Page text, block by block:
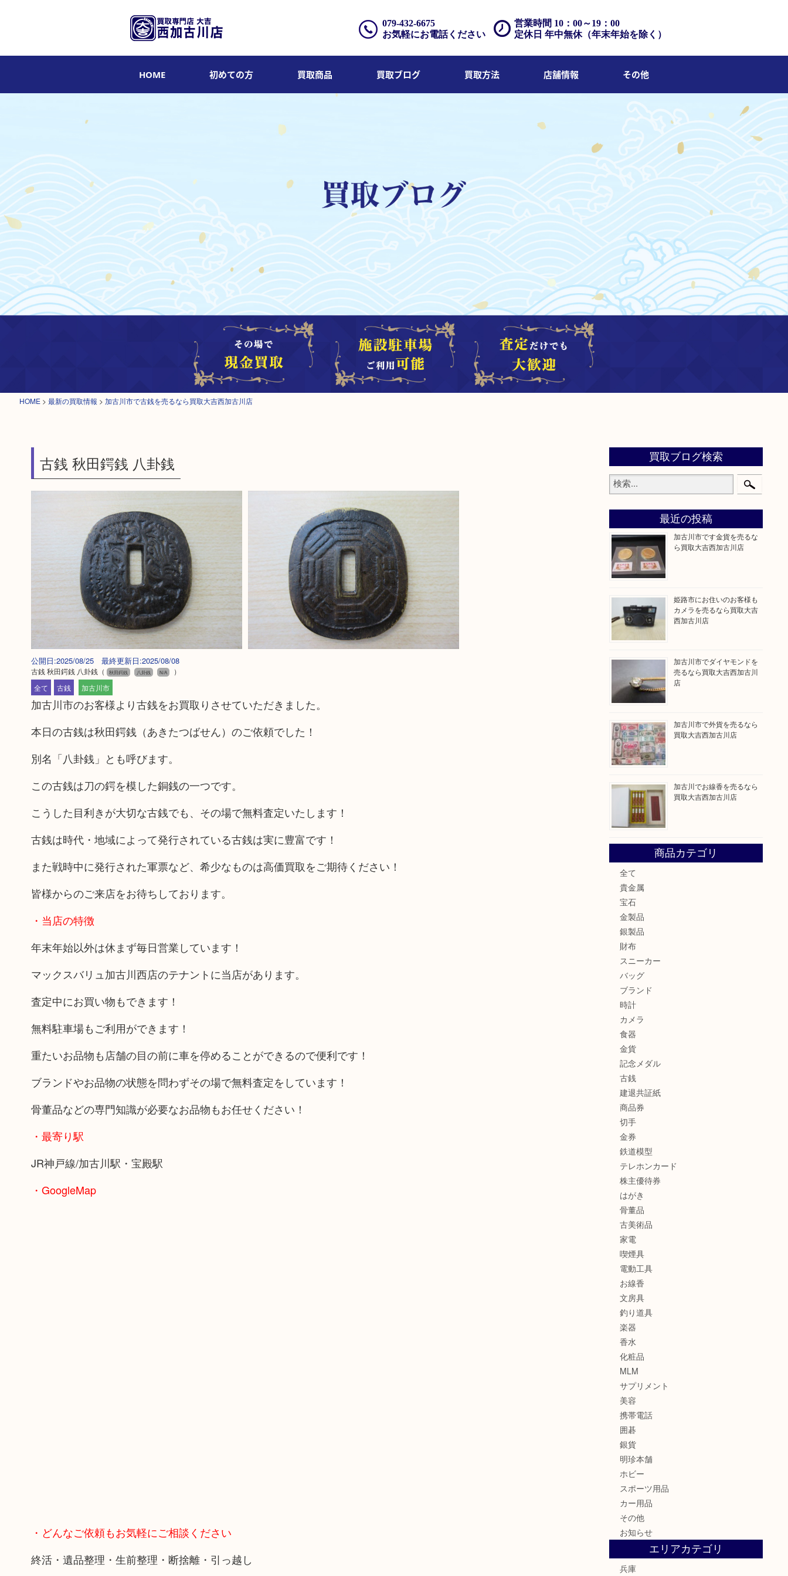
営業時間 10：00～19：00
定休日 年中無休（年末年始を除く）
079-432-6675
お気軽にお電話ください
HOME 初めての方 買取商品 買取ブログ 買取方法 店舗情報 その他
HOME > 最新の買取情報 > 加古川市で古銭を売るなら買取大吉西加古川店
古銭 秋田鍔銭 八卦銭
公開日:2025/08/25 最終更新日:2025/08/08
古銭 秋田鍔銭 八卦銭 （ 秋田鍔銭 八卦銭 N/A
）
全て
古銭 加古川市
加古川市のお客様より古銭をお買取りさせていただきました。
本日の古銭は秋田鍔銭（あきたつばせん）のご依頼でした！
別名「八卦銭」とも呼びます。
この古銭は刀の鍔を模した銅銭の一つです。
こうした目利きが大切な古銭でも、その場で無料査定いたします！
古銭は時代・地域によって発行されている古銭は実に豊富です！
また戦時中に発行された軍票など、希少なものは高価買取をご期待ください！
皆様からのご来店をお待ちしております。
・当店の特徴
年末年始以外は休まず毎日営業しています！
マックスバリュ加古川西店のテナントに当店があります。
査定中にお買い物もできます！
無料駐車場もご利用ができます！
重たいお品物も店舗の目の前に車を停めることができるので便利です！
ブランドやお品物の状態を問わずその場で無料査定をしています！
骨董品などの専門知識が必要なお品物もお任せください！
・最寄り駅
JR神戸線/加古川駅・宝殿駅
・GoogleMap
・どんなご依頼もお気軽にご相談ください
終活・遺品整理・生前整理・断捨離・引っ越し
買取ブログ検索
最近の投稿
加古川市です金貨を売るな
ら買取大吉西加古川店
姫路市にお住いのお客様も
カメラを売るなら買取大吉
西加古川店
加古川市でダイヤモンドを
売るなら買取大吉西加古川
店
加古川市で外貨を売るなら
買取大吉西加古川店
加古川でお線香を売るなら
買取大吉西加古川店
商品カテゴリ
全て
貴金属
宝石
金製品
銀製品
財布
スニーカー
バッグ
ブランド
時計
カメラ
食器
金貨
記念メダル
古銭
建退共証紙
商品券
切手
金券
鉄道模型
テレホンカード
株主優待券
はがき
骨董品
古美術品
家電
喫煙具
電動工具
お線香
文房具
釣り道具
楽器
香水
化粧品
MLM
サプリメント
美容
携帯電話
囲碁
銀貨
明珍本舗
ホビー
スポーツ用品
カー用品
その他
お知らせ
エリアカテゴリ
兵庫